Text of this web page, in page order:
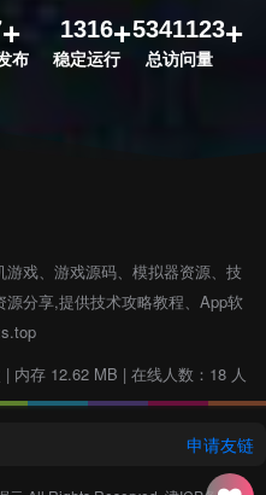
布
1316
稳定运行
5341123
总访问量
戏、游戏源码、模拟器资源、技
分享,提供技术攻略教程、App软
内存 12.62 MB | 在线人数：18 人
申请友链